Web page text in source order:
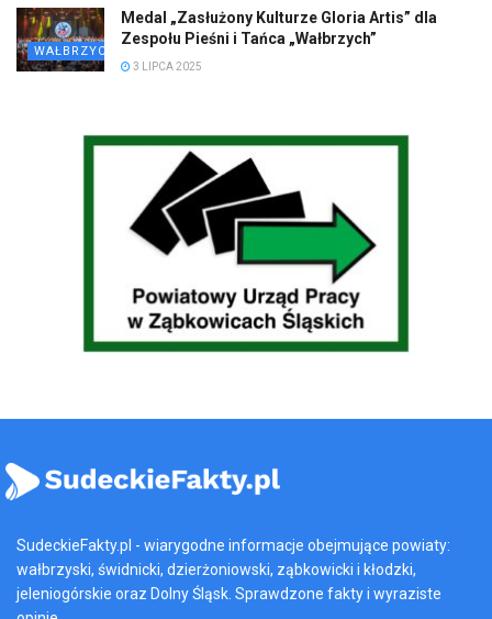
WAŁBRZYCH
Medal „Zasłużony Kulturze Gloria Artis” dla
Zespołu Pieśni i Tańca „Wałbrzych”
3 LIPCA 2025
SudeckieFakty.pl - wiarygodne informacje obejmujące powiaty:
wałbrzyski, świdnicki, dzierżoniowski, ząbkowicki i kłodzki,
jeleniogórskie oraz Dolny Śląsk. Sprawdzone fakty i wyraziste